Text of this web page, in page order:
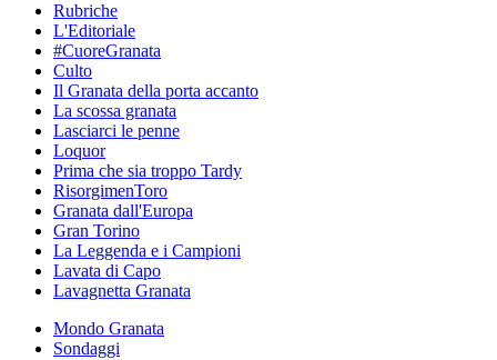
Rubriche
L'Editoriale
#CuoreGranata
Culto
Il Granata della porta accanto
La scossa granata
Lasciarci le penne
Loquor
Prima che sia troppo Tardy
RisorgimenToro
Granata dall'Europa
Gran Torino
La Leggenda e i Campioni
Lavata di Capo
Lavagnetta Granata
Mondo Granata
Sondaggi